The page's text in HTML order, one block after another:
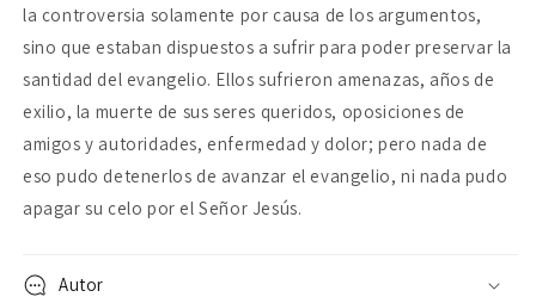
la controversia solamente por causa de los argumentos,
sino que estaban dispuestos a sufrir para poder preservar la
santidad del evangelio. Ellos sufrieron amenazas, años de
exilio, la muerte de sus seres queridos, oposiciones de
amigos y autoridades, enfermedad y dolor; pero nada de
eso pudo detenerlos de avanzar el evangelio, ni nada pudo
apagar su celo por el Señor Jesús.
Autor